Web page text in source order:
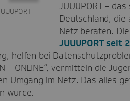
Auch der Bundespräsident
Media Team.
JUUUPORT –
Deutschland, die
Netz beraten. Die
JUUUPORT seit
helfen bei
– ONLINE“, vermitteln die
Umgang im Netz. Das alles
wurde.